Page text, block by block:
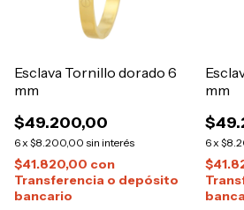
Esclava Tornillo dorado 6
mm
$49.200,00
6 x $8.200,00 sin interés
$41.820,00 con
Transferencia o depósito
bancario
mm
6 x